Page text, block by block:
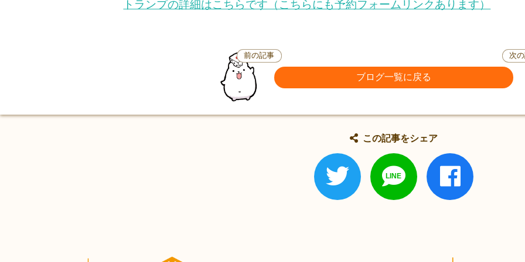
トランプの詳細はこちらです（こちらにも予約フォームリンクあります）
前の記事
ブログ一覧に戻る
次
この記事をシェア